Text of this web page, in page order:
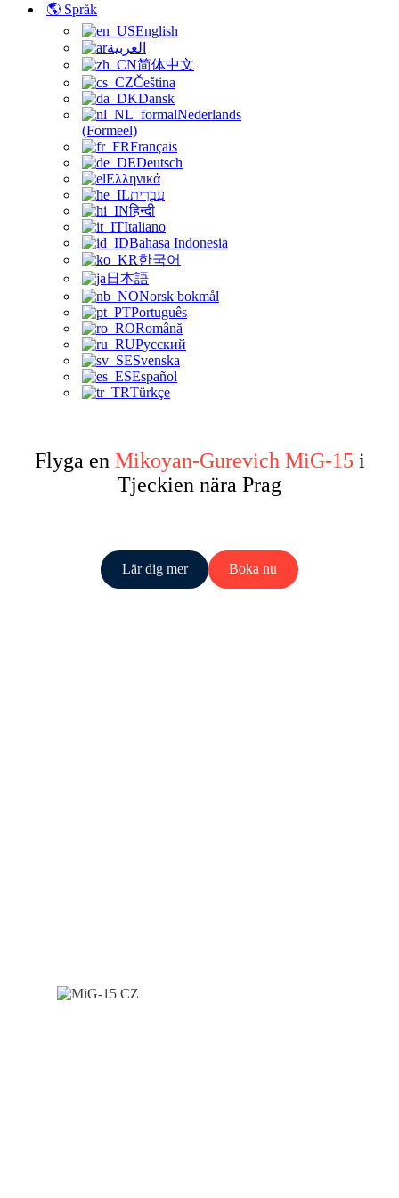
🌎 Språk
English
العربية
简体中文
Čeština
Dansk
Nederlands
(Formeel)
Français
Deutsch
Ελληνικά
עִבְרִית
हिन्दी
Italiano
Bahasa Indonesia
한국어
日本語
Norsk bokmål
Português
Română
Русский
Svenska
Español
Türkçe
Flyga en Mikoyan-Gurevich MiG-15 i
Tjeckien nära Prag
Lär dig mer Boka nu